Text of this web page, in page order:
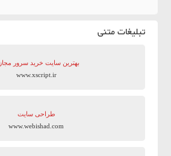
تبلیغات متنی
بهترین سایت‌ خرید سرور
www.xscript.ir
طراحی سایت
www.webishad.com